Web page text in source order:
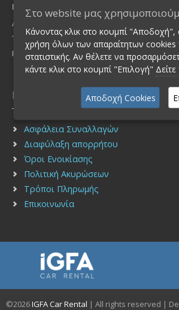
Γραφείο Αθήνας
Λήμνου 16, Νέα Ιωνία Τ.Κ 14235, Ελλάδα
Τηλέφωνο: (+30) 210 2755900
FAX: (+30) 210 2751940
Πληροφορίες
Ασφάλεια Συναλλαγών
Διαφύλαξη απορρήτου
Όροι Ενοικίασης
Πολιτική Ακυρώσεων
Τρόποι Πληρωμής
Επικοινωνία
©2026IGFA Car Rental | All rights reserved |
Στο website μας
Κάνοντας κλικ στο κουμπί "Αποδοχή",
χρήση όλων των απαραίτητων cookies
στατιστικής. Αν θέλετε να
κάντε κλικ στο κουμπί "Επιλογή"
Αποδοχή Cookies